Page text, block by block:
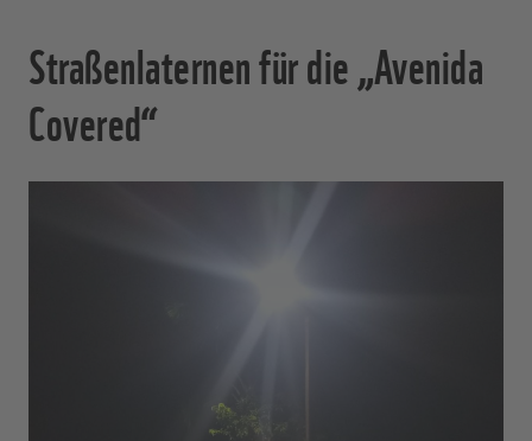
Straßenlaternen für die „Avenida
Covered“